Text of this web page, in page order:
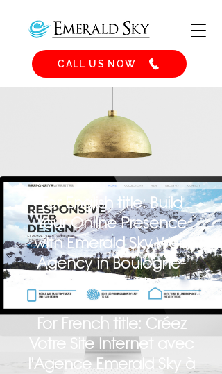
CALL US NOW
For English title: Build
Your Online Presence
with Emerald Sky Web
Agency in Boulogne-
Billancourt
For French title: Créez
Votre Site Internet avec
l'Agence Emerald Sky à